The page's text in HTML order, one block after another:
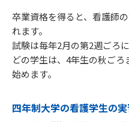
卒業資格を得ると、看護師
れます。
試験は毎年2月の第2週ごろ
どの学生は、4年生の秋ご
始めます。
四年制大学の看護学生の